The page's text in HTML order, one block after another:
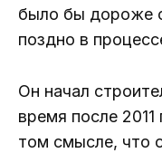
было бы дороже
поздно в
Он начал
время после
том смысле, что